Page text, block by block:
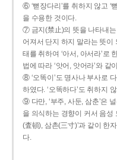
⑥ ‘뻗장다리’를 취하지 않고 ‘
을 수용한 것이다.
⑦ 금지(禁止)의 뜻을 나타내는
어져서 단지 하지 말라는 뜻이
태를 취하여 ‘아서, 아서라’로
법에 따라 ‘앗어, 앗어라’와 같
⑧ ‘오똑이’도 명사나 부사로
하였다. ‘오똑하다’도 취하지
⑨ 다만, ‘부주, 사둔, 삼춘’은
을 의식하는 경향이 커서 음성
(査頓), 삼촌(三寸)’과 같이 한
다.